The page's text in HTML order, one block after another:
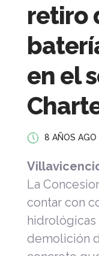
retiro
en el
8 AÑOS AGO
La
contar con
hidrológicas
demolición